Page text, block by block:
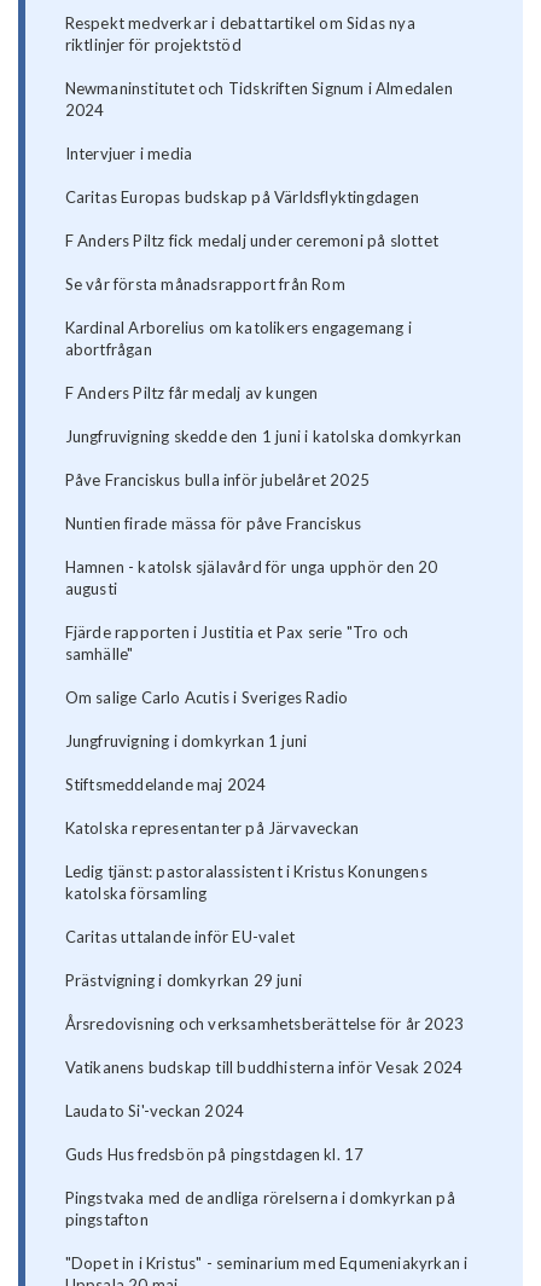
Respekt medverkar i debattartikel om Sidas nya
riktlinjer för projektstöd
Newmaninstitutet och Tidskriften Signum i Almedalen
2024
Intervjuer i media
Caritas Europas budskap på Världsflyktingdagen
F Anders Piltz fick medalj under ceremoni på slottet
Se vår första månadsrapport från Rom
Kardinal Arborelius om katolikers engagemang i
abortfrågan
F Anders Piltz får medalj av kungen
Jungfruvigning skedde den 1 juni i katolska domkyrkan
Påve Franciskus bulla inför jubelåret 2025
Nuntien firade mässa för påve Franciskus
Hamnen - katolsk själavård för unga upphör den 20
augusti
Fjärde rapporten i Justitia et Pax serie "Tro och
samhälle"
Om salige Carlo Acutis i Sveriges Radio
Jungfruvigning i domkyrkan 1 juni
Stiftsmeddelande maj 2024
Katolska representanter på Järvaveckan
Ledig tjänst: pastoralassistent i Kristus Konungens
katolska församling
Caritas uttalande inför EU-valet
Prästvigning i domkyrkan 29 juni
Årsredovisning och verksamhetsberättelse för år 2023
Vatikanens budskap till buddhisterna inför Vesak 2024
Laudato Si'-veckan 2024
Guds Hus fredsbön på pingstdagen kl. 17
Pingstvaka med de andliga rörelserna i domkyrkan på
pingstafton
"Dopet in i Kristus" - seminarium med Equmeniakyrkan i